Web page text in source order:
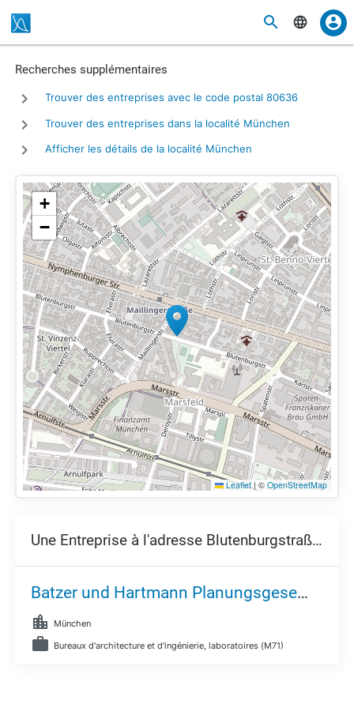
Une Entreprise à l'adresse Blutenburgstraße 40,
Batzer und Hartmann Planungsgesellschaft mbH
München
Bureaux d'architecture et d'ingénierie, laboratoires (M71)
Recherches supplémentaires
Trouver des entreprises avec le code postal 80636
Trouver des entreprises dans la localité München
Afficher les détails de la localité München
+
−
Leaflet | © OpenStreetMap